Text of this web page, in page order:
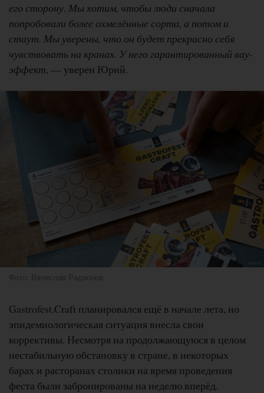
его сторону. Мы хотим, чтобы люди сначала
попробовали более охмелённые сорта, а потом и
стаут. Мы уверены, что он будет прекрасно себя
чувствовать на кранах. У него гарантированный вау-
эффект, — уверен Юрий.
Фото: Вячеслав Радионов
Gastrofest.Craft планировался ещё в начале лета, но
эпидемиологическая ситуация внесла свои
коррективы. Несмотря на продолжающуюся в целом
нестабильную обстановку в стране, в некоторых
барах и расторанах столики на время проведения
феста были забронированы на неделю вперёд.